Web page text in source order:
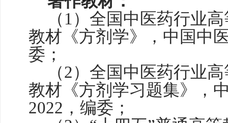
（ 1）全国中医药行业
教材《方剂学》，中国中
委；
（2）全国中医药行业
教材《方剂学习题集》，
2022，编委；